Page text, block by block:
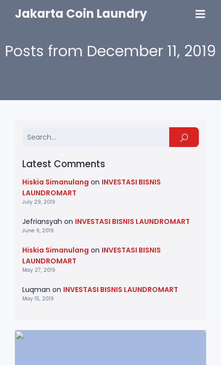
Jakarta Coin Laundry
Posts from December 11, 2019
Latest Comments
Hiskia Simanulang on INVESTASI BISNIS
LAUNDROMART
July 29, 2019
Jefriansyah on INVESTASI BISNIS LAUNDROMART
June 9, 2019
Hiskia Simanulang on INVESTASI BISNIS
LAUNDROMART
May 27, 2019
Luqman on INVESTASI BISNIS LAUNDROMART
May 15, 2019